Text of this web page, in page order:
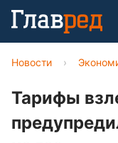
Новости ›
Тарифы